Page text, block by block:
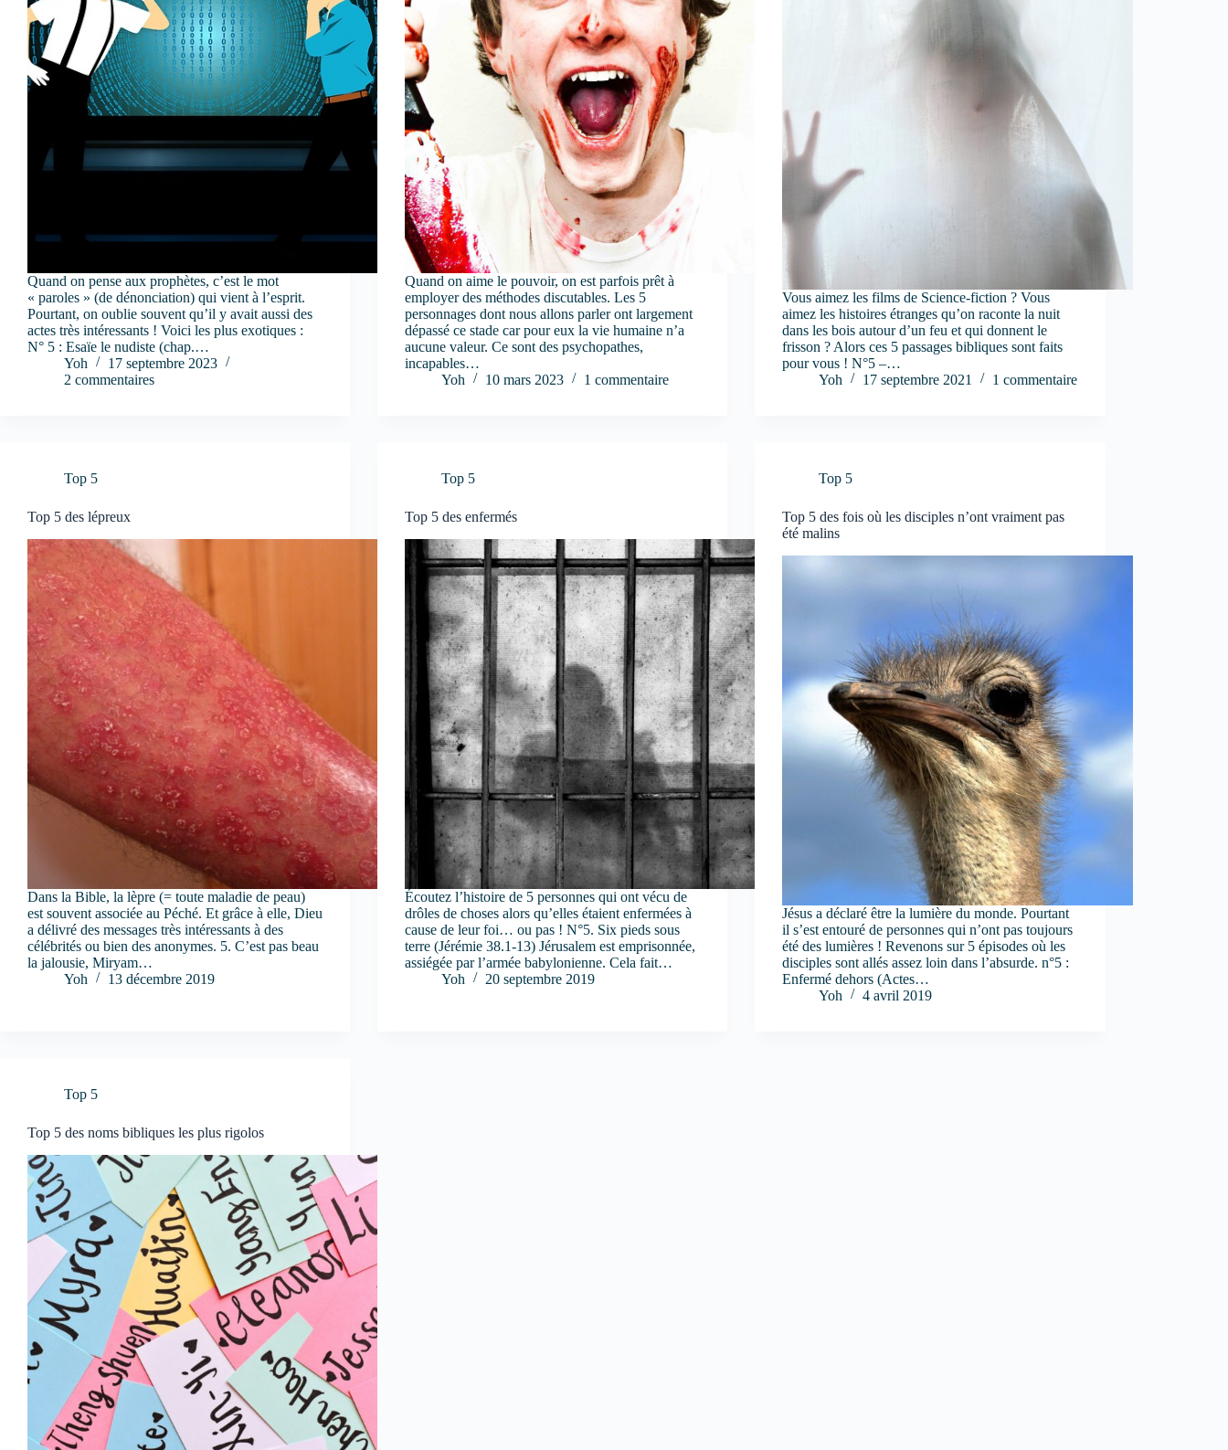
Quand on pense aux prophètes, c’est le mot
« paroles » (de dénonciation) qui vient à l’esprit.
Pourtant, on oublie souvent qu’il y avait aussi des
actes très intéressants ! Voici les plus exotiques :
N° 5 : Esaïe le nudiste (chap.…
Yoh
17 septembre 2023
2 commentaires
Quand on aime le pouvoir, on est parfois prêt à
employer des méthodes discutables. Les 5
personnages dont nous allons parler ont largement
dépassé ce stade car pour eux la vie humaine n’a
aucune valeur. Ce sont des psychopathes,
incapables…
Yoh
10 mars 2023 1 commentaire
Vous aimez les films de Science-fiction ? Vous
aimez les histoires étranges qu’on raconte la nuit
dans les bois autour d’un feu et qui donnent le
frisson ? Alors ces 5 passages bibliques sont faits
pour vous ! N°5 –…
Yoh
17 septembre 2021 1 commentaire
Top 5
Top 5 des lépreux
Dans la Bible, la lèpre (= toute maladie de peau)
est souvent associée au Péché. Et grâce à elle, Dieu
a délivré des messages très intéressants à des
célébrités ou bien des anonymes. 5. C’est pas beau
la jalousie, Miryam…
Yoh
13 décembre 2019
Top 5
Top 5 des enfermés
Écoutez l’histoire de 5 personnes qui ont vécu de
drôles de choses alors qu’elles étaient enfermées à
cause de leur foi… ou pas ! N°5. Six pieds sous
terre (Jérémie 38.1-13) Jérusalem est emprisonnée,
assiégée par l’armée babylonienne. Cela fait…
Yoh
20 septembre 2019
Top 5
Top 5 des fois où les disciples n’ont vraiment pas
été malins
Jésus a déclaré être la lumière du monde. Pourtant
il s’est entouré de personnes qui n’ont pas toujours
été des lumières ! Revenons sur 5 épisodes où les
disciples sont allés assez loin dans l’absurde. n°5 :
Enfermé dehors (Actes…
Yoh
4 avril 2019
Top 5
Top 5 des noms bibliques les plus rigolos